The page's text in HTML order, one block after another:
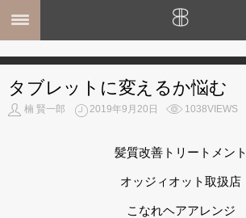
MENU
ホーム
タブレットに変えるか悩む
楠 賢一郎 2019年9月20日 1038VIEWS
髪質改善トリートメント
オッジィオット取扱店
こなれヘアアレンジ